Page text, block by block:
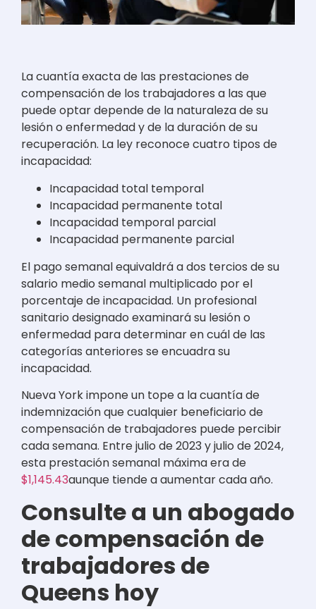
La cuantía exacta de las prestaciones de
compensación de los trabajadores a las que
puede optar depende de la naturaleza de su
lesión o enfermedad y de la duración de su
recuperación. La ley reconoce cuatro tipos de
incapacidad:
Incapacidad total temporal
Incapacidad permanente total
Incapacidad temporal parcial
Incapacidad permanente parcial
El pago semanal equivaldrá a dos tercios de su
salario medio semanal multiplicado por el
porcentaje de incapacidad. Un profesional
sanitario designado examinará su lesión o
enfermedad para determinar en cuál de las
categorías anteriores se encuadra su
incapacidad.
Nueva York impone un tope a la cuantía de
indemnización que cualquier beneficiario de
compensación de trabajadores puede percibir
cada semana. Entre julio de 2023 y julio de 2024,
esta prestación semanal máxima era de
$1,145.43aunque tiende a aumentar cada año.
Consulte a un abogado
de compensación de
trabajadores de
Queens hoy